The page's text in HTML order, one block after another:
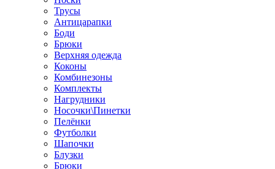
Трусы
Антицарапки
Боди
Брюки
Верхняя одежда
Коконы
Комбинезоны
Комплекты
Нагрудники
Носочки\Пинетки
Пелёнки
Футболки
Шапочки
Блузки
Брюки